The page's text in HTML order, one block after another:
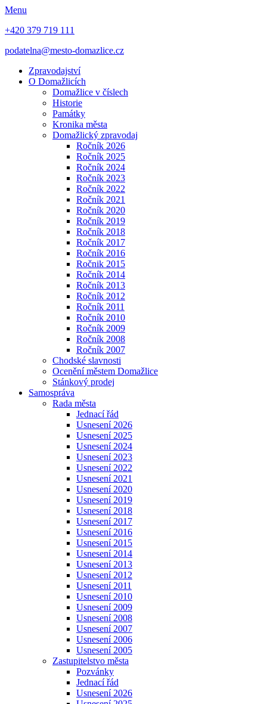
Menu
+420 379 719 111
podatelna@mesto-domazlice.cz
Zpravodajství
O Domažlicích
Domažlice v číslech
Historie
Památky
Kronika města
Domažlický zpravodaj
Ročník 2026
Ročník 2025
Ročník 2024
Ročník 2023
Ročník 2022
Ročník 2021
Ročník 2020
Ročník 2019
Ročník 2018
Ročník 2017
Ročník 2016
Ročnik 2015
Ročník 2014
Ročník 2013
Ročník 2012
Ročník 2011
Ročník 2010
Ročník 2009
Ročník 2008
Ročník 2007
Chodské slavnosti
Ocenění městem Domažlice
Stánkový prodej
Samospráva
Rada města
Jednací řád
Usnesení 2026
Usnesení 2025
Usnesení 2024
Usnesení 2023
Usnesení 2022
Usnesení 2021
Usnesení 2020
Usnesení 2019
Usnesení 2018
Usnesení 2017
Usnesení 2016
Usnesení 2015
Usnesení 2014
Usnesení 2013
Usnesení 2012
Usnesení 2011
Usnesení 2010
Usnesení 2009
Usnesení 2008
Usnesení 2007
Usnesení 2006
Usnesení 2005
Zastupitelstvo města
Pozvánky
Jednací řád
Usnesení 2026